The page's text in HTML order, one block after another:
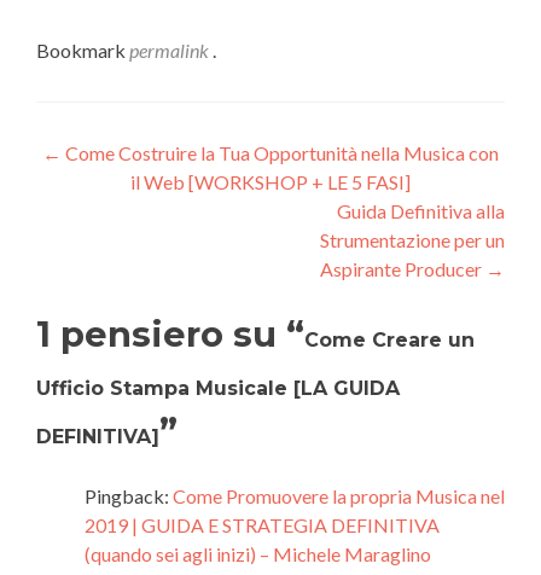
Bookmark permalink
Navigazione
articoli
← Come Costruire la Tua Opportunità nella Musica con
il Web [WORKSHOP + LE 5 FASI]
Guida Definitiva alla
Strumentazione per un
Aspirante Producer →
1 pensiero su “Come Creare un
Ufficio Stampa Musicale [LA GUIDA
DEFINITIVA]”
Pingback: Come Promuovere la propria Musica nel
2019 | GUIDA E STRATEGIA DEFINITIVA
(quando sei agli inizi) – Michele Maraglino